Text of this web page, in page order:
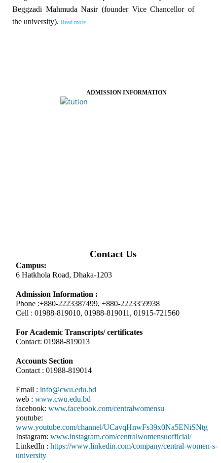
Beggzadi Mahmuda Nasir (founder Vice Chancellor of
the university). Read more
ADMISSION INFORMATION
Contact Us
Campus:
6 Hatkhola Road, Dhaka-1203
Admission Information :
Phone :+880-2223387499, +880-2223359938
Cell : 01988-819010, 01988-819011, 01915-721560
For Academic Transcripts/ certificates
Contact: 01988-819013
Accounts Section
Contact : 01988-819014
Email : info@cwu.edu.bd
web : www.cwu.edu.bd
facebook: www.facebook.com/centralwomensu
youtube:
www.youtube.com/channel/UCavqHnwFs39x0Na5ENiSNtg
Instagram: www.instagram.com/centralwomensuofficial/
LinkedIn : https://www.linkedin.com/company/central-women-s-
university